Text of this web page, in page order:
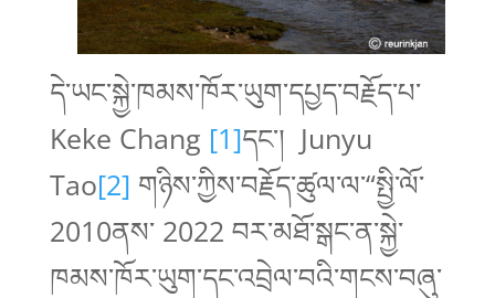
དེ་ཡང་སྐྱེ་ཁམས་ཁོར་ཡུག་དཔྱད་བརྗོད་པ་
Keke Chang [1]དང་། Junyu
Tao[2] གཉིས་ཀྱིས་བརྗོད་ཚུལ་ལ་“སྤྱི་ལོ་
2010ནས་ 2022 བར་མཐོ་སྒང་ན་སྐྱེ་
ཁམས་ཁོར་ཡུག་དང་འབྲེལ་བའི་གངས་བཞུ་